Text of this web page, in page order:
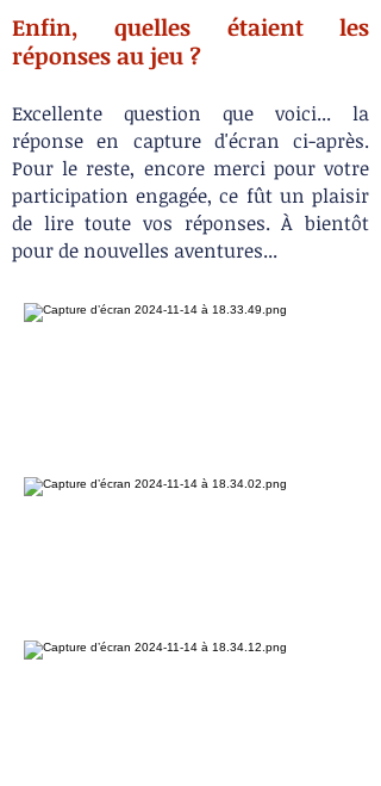
Enfin, quelles étaient les
réponses au jeu ?
Excellente question que voici... la
réponse en capture d'écran ci-après.
Pour le reste, encore merci pour votre
participation engagée, ce fût un plaisir
de lire toute vos réponses. À bientôt
pour de nouvelles aventures...